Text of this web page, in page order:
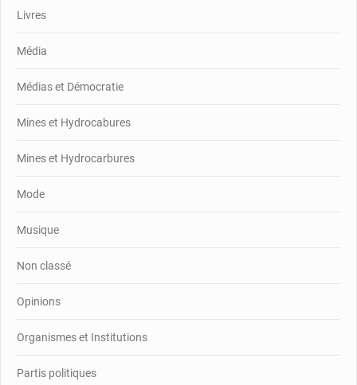
Livres
Média
Médias et Démocratie
Mines et Hydrocabures
Mines et Hydrocarbures
Mode
Musique
Non classé
Opinions
Organismes et Institutions
Partis politiques